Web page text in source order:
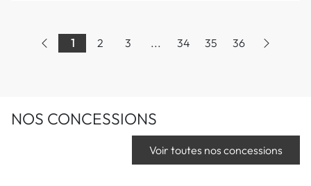
1 2 3 ... 34 35 36
NOS CONCESSIONS
Voir toutes nos concessions